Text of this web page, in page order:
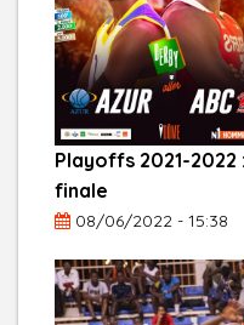
Playoffs 2021-2022
finale
08/06/2022 - 15:38